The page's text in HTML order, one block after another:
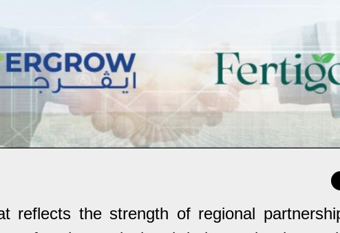
reflects the strength of regional